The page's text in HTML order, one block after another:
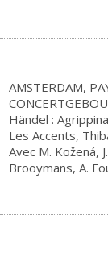
AMSTERDAM,
Händel :
Les Accents,
Avec M. Kožená,
Brooymans, A.